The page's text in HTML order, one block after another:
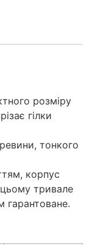
розміру
гілки
тонкого
корпус
цьому тривале
гарантоване.